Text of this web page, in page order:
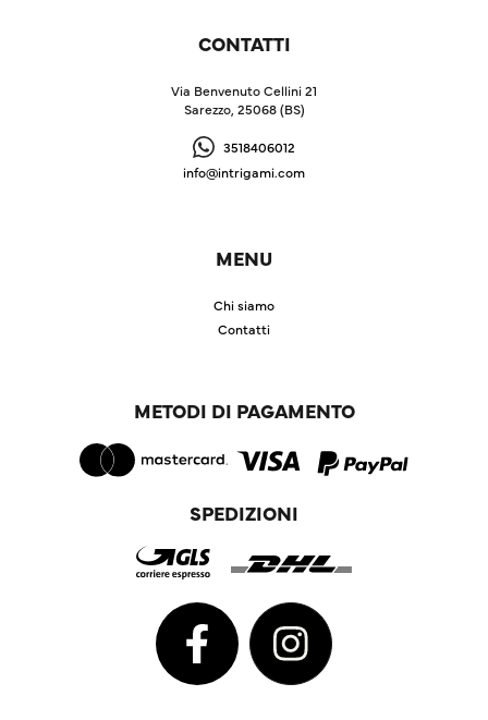
CONTATTI
Via Benvenuto Cellini 21
Sarezzo, 25068 (BS)
3518406012
info@intrigami.com
MENU
Chi siamo
Contatti
METODI DI PAGAMENTO
SPEDIZIONI